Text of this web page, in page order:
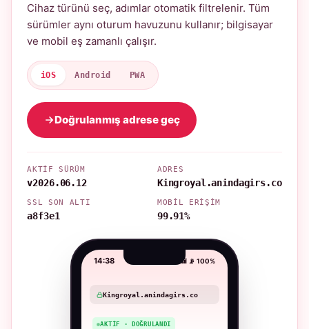
Cihaz türünü seç, adımlar otomatik filtrelenir. Tüm
sürümler aynı oturum havuzunu kullanır; bilgisayar
ve mobil eş zamanlı çalışır.
iOS Android PWA
Doğrulanmış adrese geç
AKTIF SÜRÜM
v2026.06.12
ADRES
Kingroyal.anindagirs.co
SSL SON ALTI
a8f3e1
MOBIL ERIŞIM
99.91%
14:38 📶 📡 100%
Kingroyal.anindagirs.co
AKTIF · DOĞRULANDI